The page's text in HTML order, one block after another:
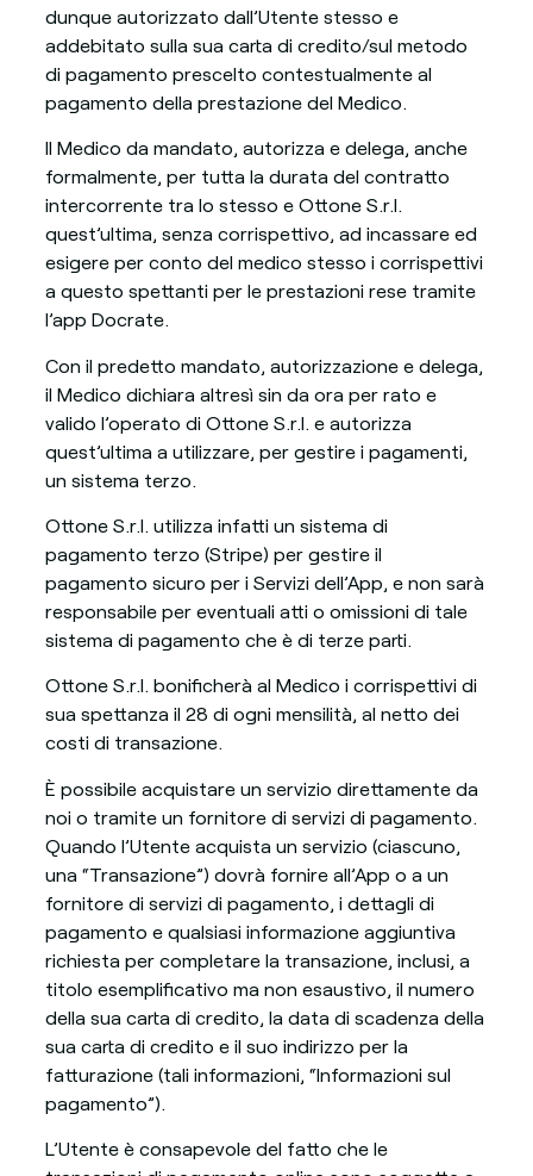
dunque autorizzato dall’Utente stesso e
addebitato sulla sua carta di credito/sul metodo
di pagamento prescelto contestualmente al
pagamento della prestazione del Medico.
Il Medico da mandato, autorizza e delega, anche
formalmente, per tutta la durata del contratto
intercorrente tra lo stesso e Ottone S.r.l.
quest’ultima, senza corrispettivo, ad incassare ed
esigere per conto del medico stesso i corrispettivi
a questo spettanti per le prestazioni rese tramite
l’app Docrate.
Con il predetto mandato, autorizzazione e delega,
il Medico dichiara altresì sin da ora per rato e
valido l’operato di Ottone S.r.l. e autorizza
quest’ultima a utilizzare, per gestire i pagamenti,
un sistema terzo.
Ottone S.r.l. utilizza infatti un sistema di
pagamento terzo (Stripe) per gestire il
pagamento sicuro per i Servizi dell’App, e non sarà
responsabile per eventuali atti o omissioni di tale
sistema di pagamento che è di terze parti.
Ottone S.r.l. bonificherà al Medico i corrispettivi di
sua spettanza il 28 di ogni mensilità, al netto dei
costi di transazione.
È possibile acquistare un servizio direttamente da
noi o tramite un fornitore di servizi di pagamento.
Quando l’Utente acquista un servizio (ciascuno,
una “Transazione”) dovrà fornire all’App o a un
fornitore di servizi di pagamento, i dettagli di
pagamento e qualsiasi informazione aggiuntiva
richiesta per completare la transazione, inclusi, a
titolo esemplificativo ma non esaustivo, il numero
della sua carta di credito, la data di scadenza della
sua carta di credito e il suo indirizzo per la
fatturazione (tali informazioni, “Informazioni sul
pagamento”).
L’Utente è consapevole del fatto che le